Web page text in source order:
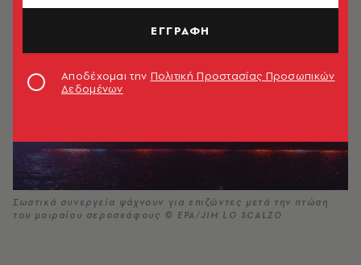
Σωστικά συνεργεία ψάχνουν για επιζώντες μετά την πτώση
του μοιραίου αεροσκάφους © ΕΡΑ/JIM LO SCALZO
ΕΓΓΡΑΦΗ
Αποδέχομαι την Πολιτική Προστασίας Προσωπικών
Δεδομένων